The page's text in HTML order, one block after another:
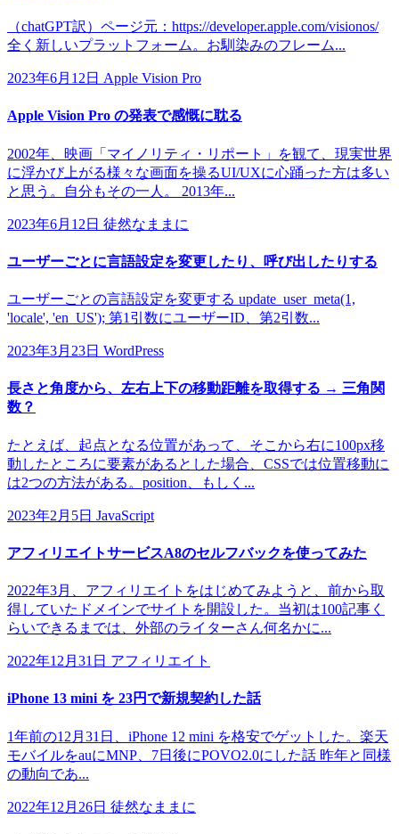
（chatGPT訳）ページ元：https://developer.apple.com/visionos/
全く新しいプラットフォーム。お馴染みのフレーム...
2023年6月12日 Apple Vision Pro
Apple Vision Pro の発表で感慨に耽る
2002年、映画「マイノリティ・リポート」を観て、現実世界
に浮かび上がる様々な画面を操るUI/UXに心踊った方は多い
と思う。自分もその一人。 2013年...
2023年6月12日 徒然なままに
ユーザーごとに言語設定を変更したり、呼び出したりする
ユーザーごとの言語設定を変更する update_user_meta(1,
'locale', 'en_US'); 第1引数にユーザーID、第2引数...
2023年3月23日 WordPress
長さと角度から、左右上下の移動距離を取得する → 三角関
数？
たとえば、起点となる位置があって、そこから右に100px移
動したところに要素があるとした場合、CSSでは位置移動に
は2つの方法がある。position、もしく...
2023年2月5日 JavaScript
アフィリエイトサービスA8のセルフバックを使ってみた
2022年3月、アフィリエイトをはじめてみようと、前から取
得していたドメインでサイトを開設した。当初は100記事く
らいできるまでは、外部のライターさん何名かに...
2022年12月31日 アフィリエイト
iPhone 13 mini を 23円で新規契約した話
1年前の12月31日、iPhone 12 mini を格安でゲットした。楽天
モバイルをauにMNP、7日後にPOVO2.0にした話 昨年と同様
の動向であ...
2022年12月26日 徒然なままに